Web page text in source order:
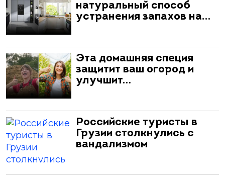
натуральный способ
устранения запахов на…
Эта домашняя специя
защитит ваш огород и
улучшит…
Российские туристы в
Грузии столкнулись с
вандализмом